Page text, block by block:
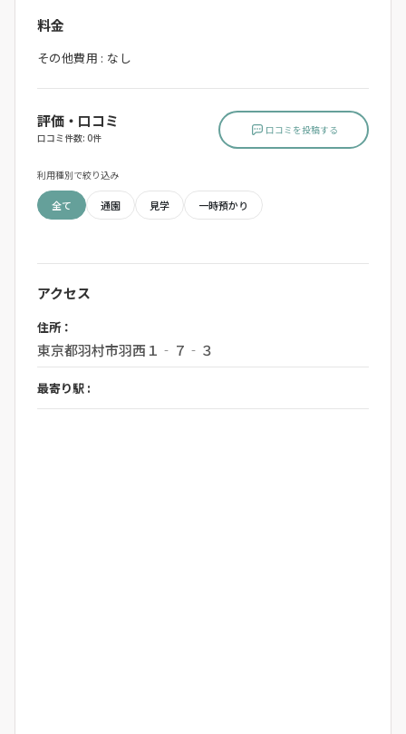
料金
その他費用 : なし
評価・口コミ
口コミ件数: 0件
口コミを投稿する
利用種別で絞り込み
全て 通園 見学 一時預かり
アクセス
住所：
東京都羽村市羽西１‐７‐３
最寄り駅 :